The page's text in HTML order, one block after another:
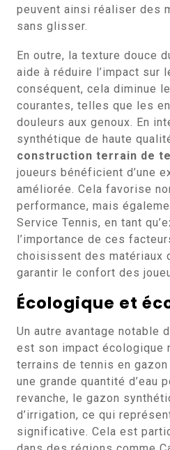
peuvent ainsi réaliser des
sans glisser.
En outre, la texture douce
aide à réduire l’impact sur
conséquent, cela diminue
courantes, telles que les
douleurs aux genoux. En
synthétique de haute
construction terrain de
joueurs bénéficient d’une
améliorée. Cela favorise
performance, mais
Service Tennis, en tant
l’importance de ces
choisissent des matériaux
garantir le confort des
Écologique et
Un autre avantage notable
est son impact écologique
terrains de tennis en
une grande quantité d’eau
revanche, le gazon
d’irrigation, ce qui
significative. Cela est